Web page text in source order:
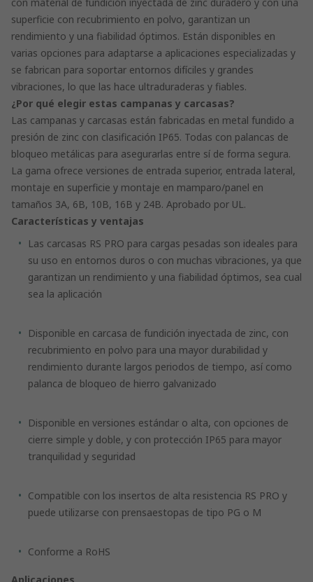
superficie con recubrimiento en polvo, garantizan un
rendimiento y una fiabilidad óptimos. Están disponibles en
varias opciones para adaptarse a aplicaciones especializadas y
se fabrican para soportar entornos difíciles y grandes
vibraciones, lo que las hace ultraduraderas y fiables.
¿Por qué elegir estas campanas y carcasas?
Las campanas y carcasas están fabricadas en metal fundido a
presión de zinc con clasificación IP65. Todas con palancas de
bloqueo metálicas para asegurarlas entre sí de forma segura.
La gama ofrece versiones de entrada superior, entrada lateral,
montaje en superficie y montaje en mamparo/panel en
tamaños 3A, 6B, 10B, 16B y 24B. Aprobado por UL.
Características y ventajas
Las carcasas RS PRO para cargas pesadas son ideales para
su uso en entornos duros o con muchas vibraciones, ya que
garantizan un rendimiento y una fiabilidad óptimos, sea cual
sea la aplicación
Disponible en carcasa de fundición inyectada de zinc, con
recubrimiento en polvo para una mayor durabilidad y
rendimiento durante largos periodos de tiempo, así como
palanca de bloqueo de hierro galvanizado
Disponible en versiones estándar o alta, con opciones de
cierre simple y doble, y con protección IP65 para mayor
tranquilidad y seguridad
Compatible con los insertos de alta resistencia RS PRO y
puede utilizarse con prensaestopas de tipo PG o M
Conforme a RoHS
Aplicaciones